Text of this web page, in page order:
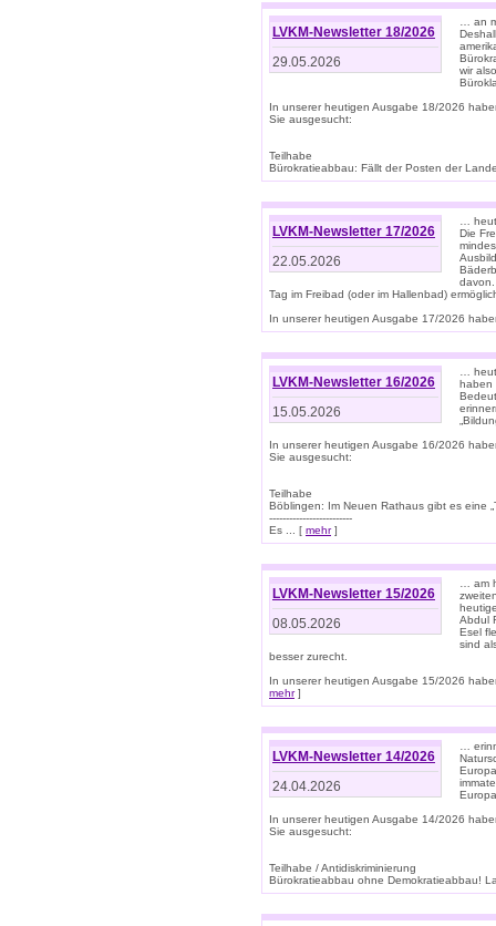
LVKM-Newsletter 18/2026
29.05.2026
… an
wir
In unserer heutigen Ausgabe 18/2026
Sie ausgesucht:
Teilhabe
Bürokratieabbau: Fällt der Posten der
LVKM-Newsletter 17/2026
22.05.2026
…
Die
davon.
Tag im Freibad (oder im Hallenbad)
In unserer heutigen Ausgabe 17/2026
LVKM-Newsletter 16/2026
15.05.2026
…
haben
In unserer heutigen Ausgabe 16/2026
Sie ausgesucht:
Teilhabe
Böblingen: Im Neuen Rathaus gibt es eine
-------------------------
Es ... [ mehr]
LVKM-Newsletter 15/2026
08.05.2026
… am
Abdul
Esel
sind
besser zurecht.
In unserer heutigen Ausgabe 15/2026
mehr]
LVKM-Newsletter 14/2026
24.04.2026
…
In unserer heutigen Ausgabe 14/2026
Sie ausgesucht:
Teilhabe / Antidiskriminierung
Bürokratieabbau ohne Demokratieabbau!